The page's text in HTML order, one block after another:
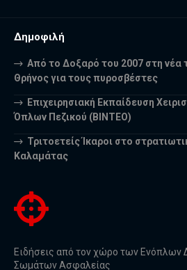
Δημοφιλή
Από το Δοξαρό του 2007 στη νέα
Θρήνος για τους πυροσβέστες
Επιχειρησιακή Εκπαίδευση
Όπλων Πεζικού (ΒΙΝΤΕΟ)
Τριτοετείς Ίκαροι στο
Καλαμάτας
Ειδήσεις από τον χώρο των Ενόπλων
Σωμάτων Ασφαλείας